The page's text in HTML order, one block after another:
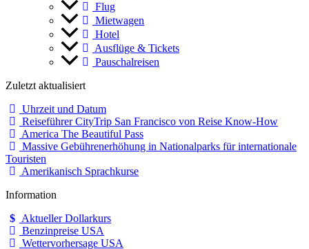
Flug
Mietwagen
Hotel
Ausflüge & Tickets
Pauschalreisen
Zuletzt aktualisiert
Uhrzeit und Datum
Reiseführer CityTrip San Francisco von Reise Know-How
America The Beautiful Pass
Massive Gebührenerhöhung in Nationalparks für internationale
Touristen
Amerikanisch Sprachkurse
Information
Aktueller Dollarkurs
Benzinpreise USA
Wettervorhersage USA